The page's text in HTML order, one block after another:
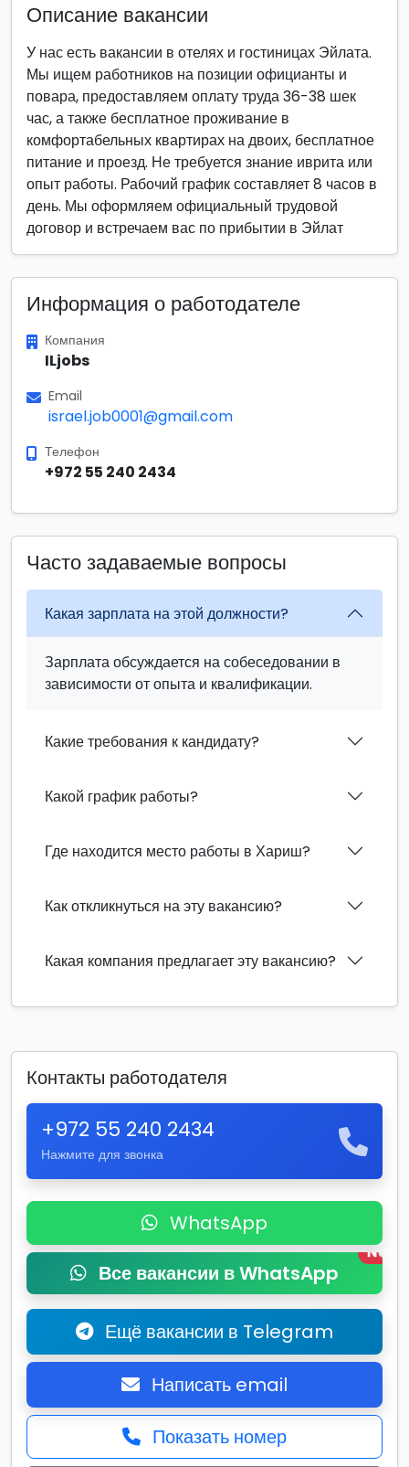
Описание вакансии
У нас есть вакансии в отелях и гостиницах Эйлата.
Мы ищем работников на позиции официанты и
повара, предоставляем оплату труда 36-38 шек
час, а также бесплатное проживание в
комфортабельных квартирах на двоих, бесплатное
питание и проезд. Не требуется знание иврита или
опыт работы. Рабочий график составляет 8 часов в
день. Мы оформляем официальный трудовой
договор и встречаем вас по прибытии в Эйлат
Информация о работодателе
Компания
ILjobs
Email
israel.job0001@gmail.com
Телефон
+972 55 240 2434
Часто задаваемые вопросы
Какая зарплата на этой должности?
Зарплата обсуждается на собеседовании в
зависимости от опыта и квалификации.
Какие требования к кандидату?
Какой график работы?
Где находится место работы в Хариш?
Как откликнуться на эту вакансию?
Какая компания предлагает эту вакансию?
Контакты работодателя
+972 55 240 2434
Нажмите для звонка
WhatsApp
Все вакансии в WhatsApp
New
Ещё вакансии в Telegram
Написать email
Показать номер